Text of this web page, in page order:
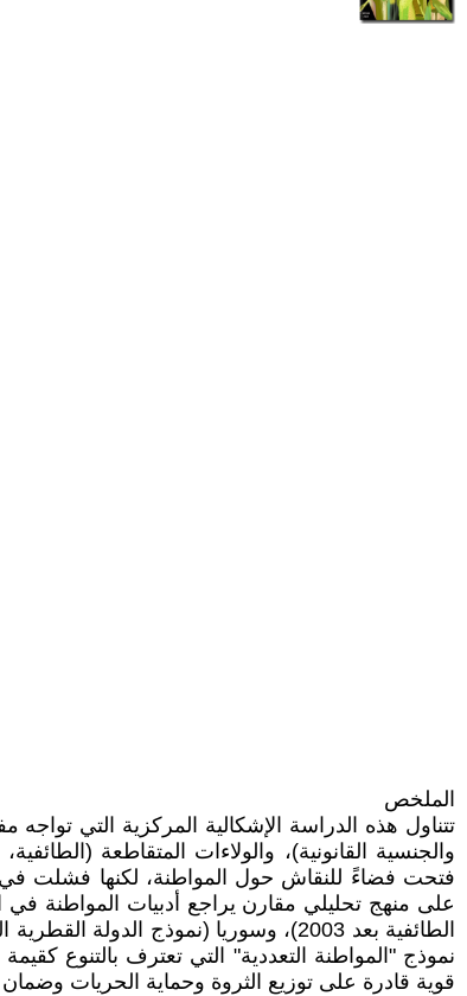
الملخص
تتناول هذه الدراسة الإشكالية المركزية التي
فتحت فضاءً للنقاش حول المواطنة، لكنها فشلت في
على منهج تحليلي مقارن يراجع أدبيات المواطنة في
الطائفية بعد 2003)، وسوريا (نموذج
نموذج "المواطنة التعددية" التي تعترف بالتنوع
قوية قادرة على توزيع الثروة وحماية الحريات وضمان